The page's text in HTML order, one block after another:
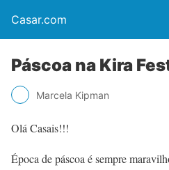
Casar.com
Páscoa na Kira
Marcela Kipman
Olá Casais!!!
Época de páscoa é sempre